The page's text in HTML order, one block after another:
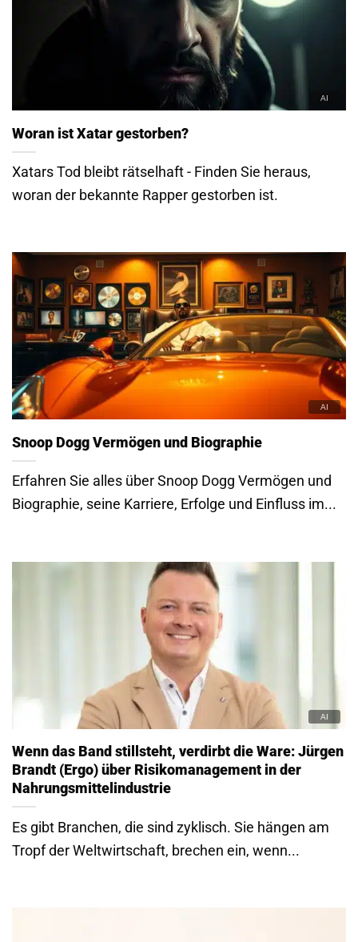
Woran ist Xatar gestorben?
Xatars Tod bleibt rätselhaft - Finden Sie heraus,
woran der bekannte Rapper gestorben ist.
Snoop Dogg Vermögen und Biographie
Erfahren Sie alles über Snoop Dogg Vermögen und
Biographie, seine Karriere, Erfolge und Einfluss im...
Wenn das Band stillsteht, verdirbt die Ware: Jürgen
Brandt (Ergo) über Risikomanagement in der
Nahrungsmittelindustrie
Es gibt Branchen, die sind zyklisch. Sie hängen am
Tropf der Weltwirtschaft, brechen ein, wenn...